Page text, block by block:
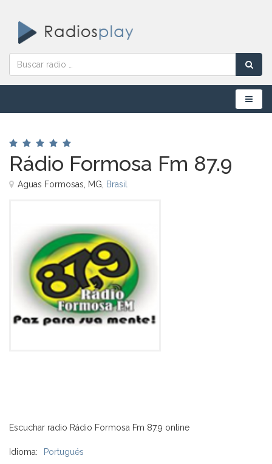
Menú
Rádio Formosa Fm 87.9
Aguas Formosas, MG, Brasil
Escuchar radio Rádio Formosa Fm 87.9 online
Idioma:
Portugués